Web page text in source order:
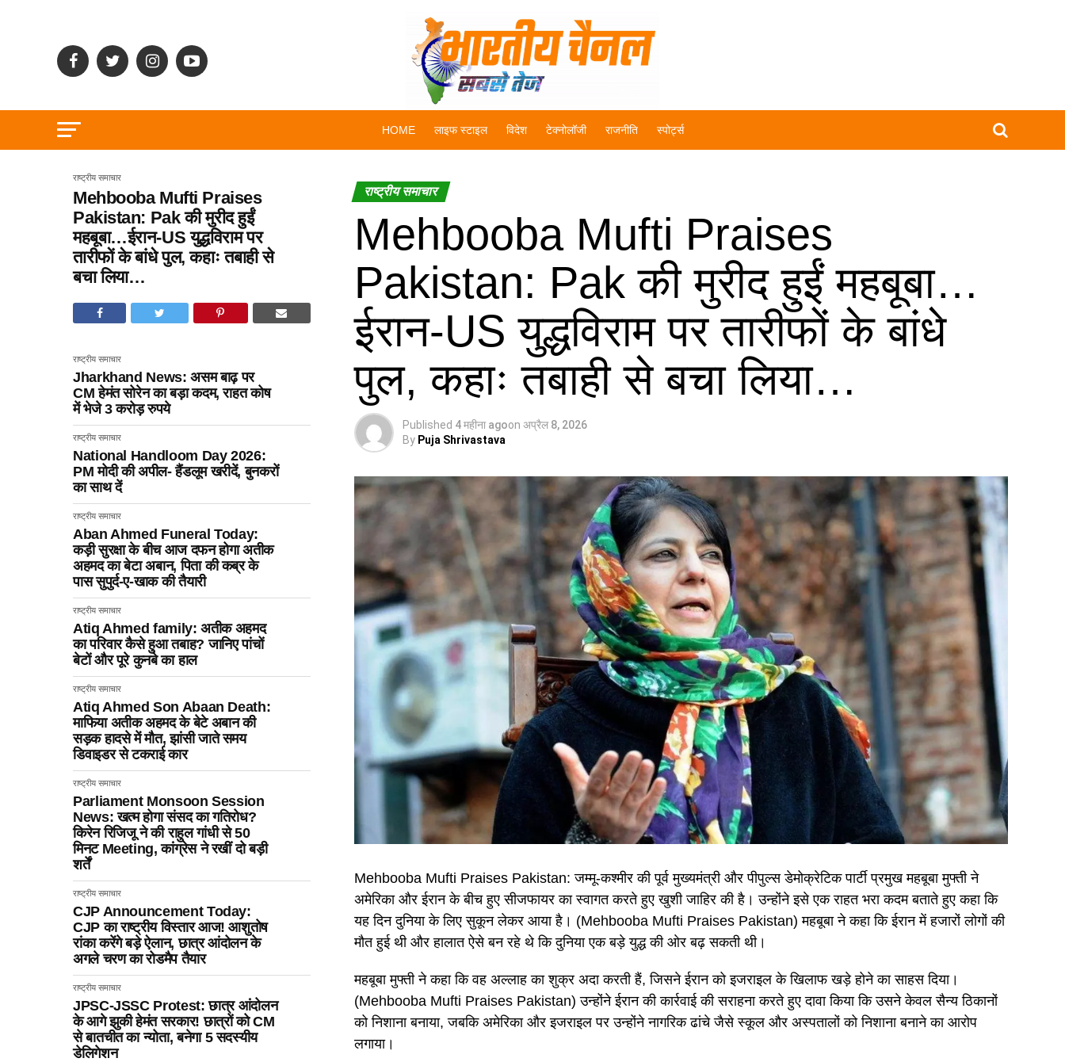
HOME लाइफ स्टाइल विदेश टेक्नोलॉजी राजनीति स्पोर्ट्स
राष्ट्रीय समाचार
Mehbooba Mufti Praises
Pakistan: Pak की मुरीद हुईं
महबूबा…ईरान-US युद्धविराम पर
तारीफों के बांधे पुल, कहाः तबाही से
बचा लिया…
राष्ट्रीय समाचार
Jharkhand News: असम बाढ़ पर
CM हेमंत सोरेन का बड़ा कदम, राहत कोष
में भेजे 3 करोड़ रुपये
राष्ट्रीय समाचार
National Handloom Day 2026:
PM मोदी की अपील- हैंडलूम खरीदें, बुनकरों
का साथ दें
राष्ट्रीय समाचार
Aban Ahmed Funeral Today:
कड़ी सुरक्षा के बीच आज दफन होगा अतीक
अहमद का बेटा अबान, पिता की कब्र के
पास सुपुर्द-ए-खाक की तैयारी
राष्ट्रीय समाचार
Atiq Ahmed family: अतीक अहमद
का परिवार कैसे हुआ तबाह? जानिए पांचों
बेटों और पूरे कुनबे का हाल
राष्ट्रीय समाचार
Atiq Ahmed Son Abaan Death:
माफिया अतीक अहमद के बेटे अबान की
सड़क हादसे में मौत, झांसी जाते समय
डिवाइडर से टकराई कार
राष्ट्रीय समाचार
Parliament Monsoon Session
News: खत्म होगा संसद का गतिरोध?
किरेन रिजिजू ने की राहुल गांधी से 50
मिनट Meeting, कांग्रेस ने रखीं दो बड़ी
शर्तें
राष्ट्रीय समाचार
CJP Announcement Today:
CJP का राष्ट्रीय विस्तार आज! आशुतोष
रांका करेंगे बड़े ऐलान, छात्र आंदोलन के
अगले चरण का रोडमैप तैयार
राष्ट्रीय समाचार
JPSC-JSSC Protest: छात्र आंदोलन
के आगे झुकी हेमंत सरकार! छात्रों को CM
से बातचीत का न्योता, बनेगा 5 सदस्यीय
डेलिगेशन
राष्ट्रीय समाचार
Mehbooba Mufti Praises
Pakistan: Pak की मुरीद हुईं महबूबा…
ईरान-US युद्धविराम पर तारीफों के बांधे
पुल, कहाः तबाही से बचा लिया…
Published 4 महीना agoon अप्रैल 8, 2026
By Puja Shrivastava
Mehbooba Mufti Praises Pakistan: जम्मू-कश्मीर की पूर्व मुख्यमंत्री और पीपुल्स डेमोक्रेटिक पार्टी प्रमुख महबूबा मुफ्ती ने
अमेरिका और ईरान के बीच हुए सीजफायर का स्वागत करते हुए खुशी जाहिर की है। उन्होंने इसे एक राहत भरा कदम बताते हुए कहा कि
यह दिन दुनिया के लिए सुकून लेकर आया है। (Mehbooba Mufti Praises Pakistan) महबूबा ने कहा कि ईरान में हजारों लोगों की
मौत हुई थी और हालात ऐसे बन रहे थे कि दुनिया एक बड़े युद्ध की ओर बढ़ सकती थी।
महबूबा मुफ्ती ने कहा कि वह अल्लाह का शुक्र अदा करती हैं, जिसने ईरान को इजराइल के खिलाफ खड़े होने का साहस दिया।
(Mehbooba Mufti Praises Pakistan) उन्होंने ईरान की कार्रवाई की सराहना करते हुए दावा किया कि उसने केवल सैन्य ठिकानों
को निशाना बनाया, जबकि अमेरिका और इजराइल पर उन्होंने नागरिक ढांचे जैसे स्कूल और अस्पतालों को निशाना बनाने का आरोप
लगाया।